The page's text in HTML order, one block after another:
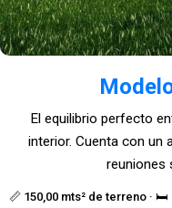
📏 150,00 mts² de terreno ·
El equilibrio perfecto
interior. Cuenta con un
reuniones